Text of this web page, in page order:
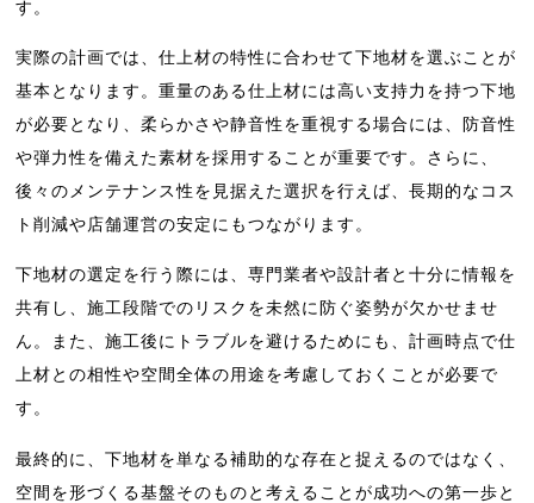
す。
実際の計画では、仕上材の特性に合わせて下地材を選ぶことが
基本となります。重量のある仕上材には高い支持力を持つ下地
が必要となり、柔らかさや静音性を重視する場合には、防音性
や弾力性を備えた素材を採用することが重要です。さらに、
後々のメンテナンス性を見据えた選択を行えば、長期的なコス
ト削減や店舗運営の安定にもつながります。
下地材の選定を行う際には、専門業者や設計者と十分に情報を
共有し、施工段階でのリスクを未然に防ぐ姿勢が欠かせませ
ん。また、施工後にトラブルを避けるためにも、計画時点で仕
上材との相性や空間全体の用途を考慮しておくことが必要で
す。
最終的に、下地材を単なる補助的な存在と捉えるのではなく、
空間を形づくる基盤そのものと考えることが成功への第一歩と